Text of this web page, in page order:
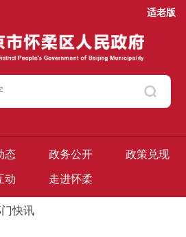
适老版
态 政务公开 政策兑现
动 走进怀柔
快讯